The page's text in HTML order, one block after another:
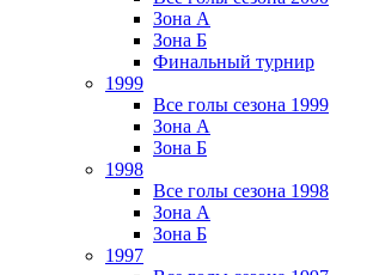
Зона А
Зона Б
Финальный турнир
1999
Все голы сезона 1999
Зона А
Зона Б
1998
Все голы сезона 1998
Зона А
Зона Б
1997